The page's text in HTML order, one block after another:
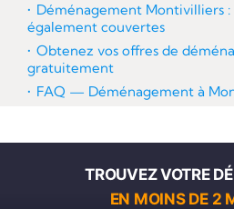
Déménagement Montivilliers :
également couvertes
Obtenez vos offres de
gratuitement
FAQ — Déménagement à
TROUVEZ VOTRE
EN MOINS DE 2